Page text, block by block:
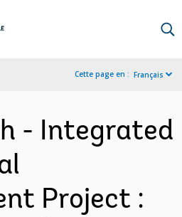
Cette page en : Français
- Integrated
Project :